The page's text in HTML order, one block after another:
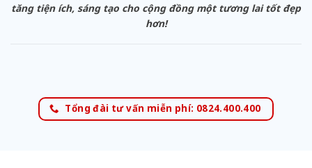
tăng tiện ích, sáng tạo cho cộng đồng một tương lai tốt đẹp
hơn!
Tổng đài tư vấn miễn phí: 0824.400.400